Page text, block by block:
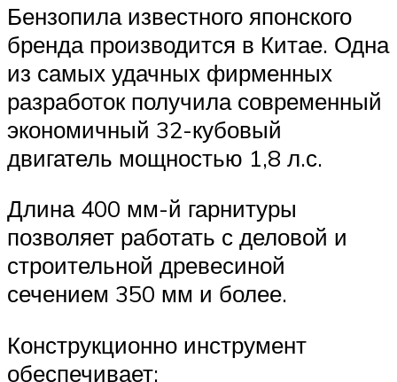
Бензопила известного японского
бренда производится в Китае. Одна
из самых удачных фирменных
разработок получила современный
экономичный 32-кубовый
двигатель мощностью 1,8 л.с.
Длина 400 мм-й гарнитуры
позволяет работать с деловой и
строительной древесиной
сечением 350 мм и более.
Конструкционно инструмент
обеспечивает: